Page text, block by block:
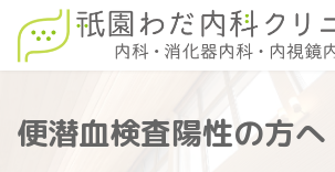
ン
ー
便潜血検査陽性の方へ